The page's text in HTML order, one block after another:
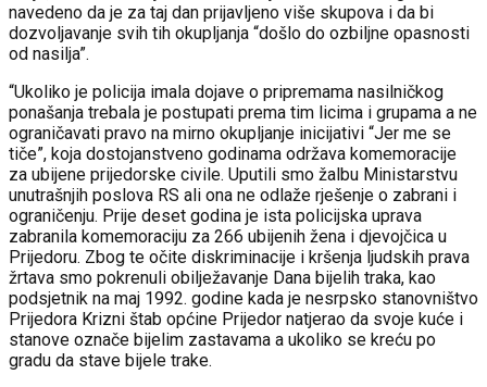
navedeno da je za taj dan prijavljeno više skupova i da bi
dozvoljavanje svih tih okupljanja “došlo do ozbiljne opasnosti
od nasilja”.
“Ukoliko je policija imala dojave o pripremama nasilničkog
ponašanja trebala je postupati prema tim licima i grupama a ne
ograničavati pravo na mirno okupljanje inicijativi “Jer me se
tiče”, koja dostojanstveno godinama održava komemoracije
za ubijene prijedorske civile. Uputili smo žalbu Ministarstvu
unutrašnjih poslova RS ali ona ne odlaže rješenje o zabrani i
ograničenju. Prije deset godina je ista policijska uprava
zabranila komemoraciju za 266 ubijenih žena i djevojčica u
Prijedoru. Zbog te očite diskriminacije i kršenja ljudskih prava
žrtava smo pokrenuli obilježavanje Dana bijelih traka, kao
podsjetnik na maj 1992. godine kada je nesrpsko stanovništvo
Prijedora Krizni štab općine Prijedor natjerao da svoje kuće i
stanove označe bijelim zastavama a ukoliko se kreću po
gradu da stave bijele trake.